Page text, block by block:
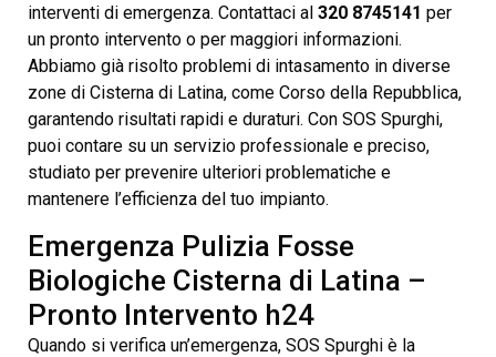
interventi di emergenza. Contattaci al 320 8745141 per
un pronto intervento o per maggiori informazioni.
Abbiamo già risolto problemi di intasamento in diverse
zone di Cisterna di Latina, come Corso della Repubblica,
garantendo risultati rapidi e duraturi. Con SOS Spurghi,
puoi contare su un servizio professionale e preciso,
studiato per prevenire ulteriori problematiche e
mantenere l’efficienza del tuo impianto.
Emergenza Pulizia Fosse
Biologiche Cisterna di Latina –
Pronto Intervento h24
Quando si verifica un’emergenza, SOS Spurghi è la